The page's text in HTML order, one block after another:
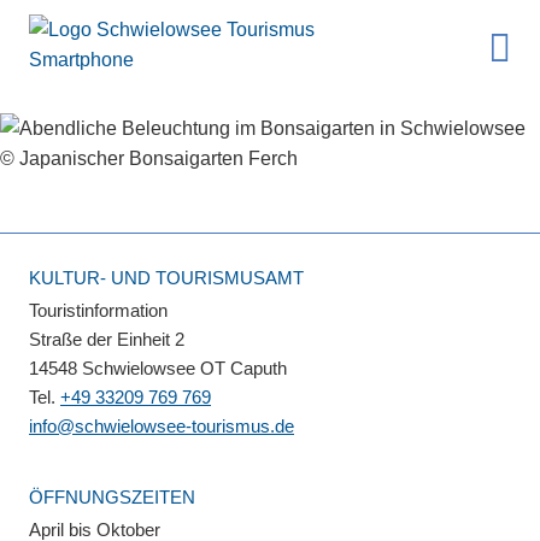
KULTUR- UND TOURISMUSAMT
Touristinformation
Straße der Einheit 2
14548 Schwielowsee OT Caputh
Tel. +49 33209 769 769
info@schwielowsee-tourismus.de
ÖFFNUNGSZEITEN
April bis Oktober